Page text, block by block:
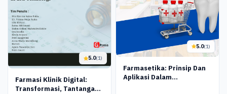
5.0(1)
Farmasi Klinik Digital:
Transformasi, Tantangan,
5.0(1)
Farmasetika: Prinsip Dan
Aplikasi Dalam